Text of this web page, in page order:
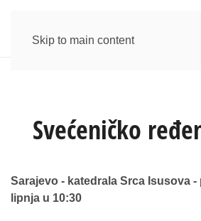
Skip to main content
Svećeničko
Sarajevo - katedrala Srca Isusova -
lipnja u 10:30